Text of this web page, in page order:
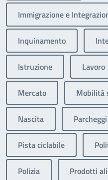
Immigrazione e
Inquinamento
Istruzione Lavoro
Mercato Mobilità
Nascita Parcheggi
Pista ciclabile
Polizia Prodotti